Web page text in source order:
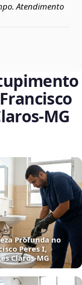
Atendimento
Profunda no
Peres I,
Claros‑MG